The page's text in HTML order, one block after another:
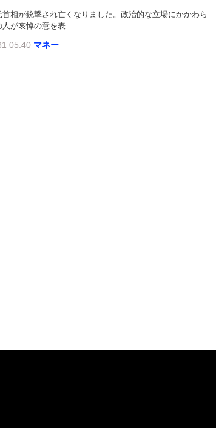
首相が銃撃され亡くなりました。政治的な立場にかかわら
人が哀悼の意を表...
05:40 マネー